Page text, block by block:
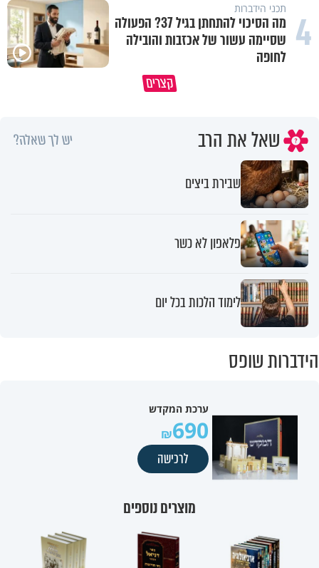
4 תכני הידברות
מה הסיכוי להתחתן בגיל 37? הפעולה
שסיימה עשור של אכזבות והובילה
לחופה
קצרים
שאל את הרב יש לך שאלה?
שבירת ביצים
פלאפון לא כשר
לימוד הלכות בכל יום
הידברות שופס
ערכת המקדש
690
לרכישה
מוצרים נוספים